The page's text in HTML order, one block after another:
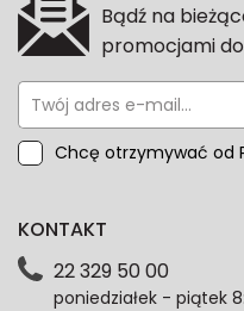
Bądź na
promocjami
Chcę otrzymywać od
przeze mnie adres
dotyczące danych
każdym czasie.
zgodność z prawem
KONTAKT
22 329 50 00
poniedziałek - piątek